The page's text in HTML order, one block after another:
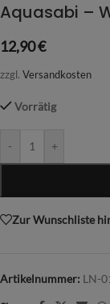
Aquasabi –
12,90€
zzgl. Versandkosten
Vorrätig
- +
Zur Wunschliste
Artikelnummer: LN-